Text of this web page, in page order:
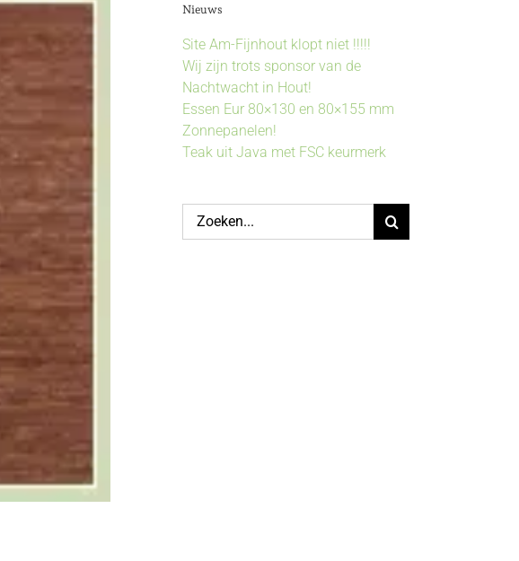
Nieuws
Site Am-Fijnhout klopt niet !!!!!
Wij zijn trots sponsor van de
Nachtwacht in Hout!
Essen Eur 80×130 en 80×155 mm
Zonnepanelen!
Teak uit Java met FSC keurmerk
Zoeken